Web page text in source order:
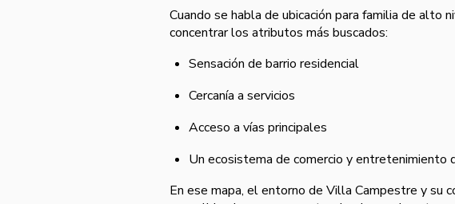
Cuando se habla de ubicación para familia de
concentrar los atributos más buscados:
Sensación de barrio residencial
Cercanía a servicios
Acceso a vías principales
Un ecosistema de comercio y entretenimiento
En ese mapa, el entorno de Villa Campestre y su